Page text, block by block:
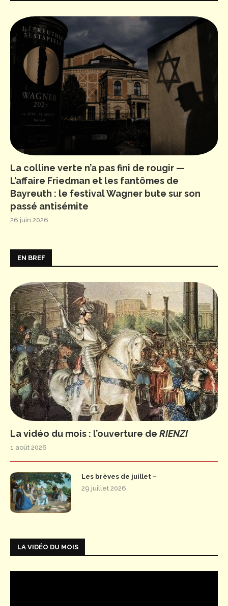
La colline verte n’a pas fini de rougir —
L’affaire Friedman et les fantômes de
Bayreuth : le festival Wagner bute sur son
passé antisémite
26 juin 2026
EN BREF
La vidéo du mois : l’ouverture de RIENZI
1 août 2026
Les brèves de juillet –
29 juillet 2026
LA VIDÉO DU MOIS